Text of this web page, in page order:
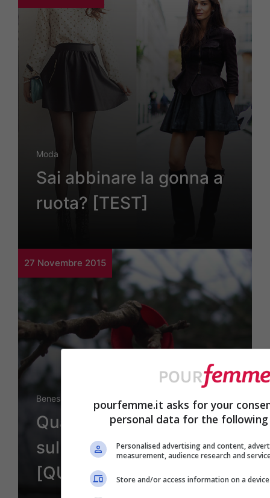
Moda
Sai abbinare la gonna a
ruota? [TEST]
27 Novembre 2015
Benessere
Quanto ne sai sull’AIDS e
sulla sua prevenzione?
[QUIZ]
pourfemme.it asks for your
personal data for the following
Personalised advertising and content,
measurement, audience research and
Store and/or access information on a device